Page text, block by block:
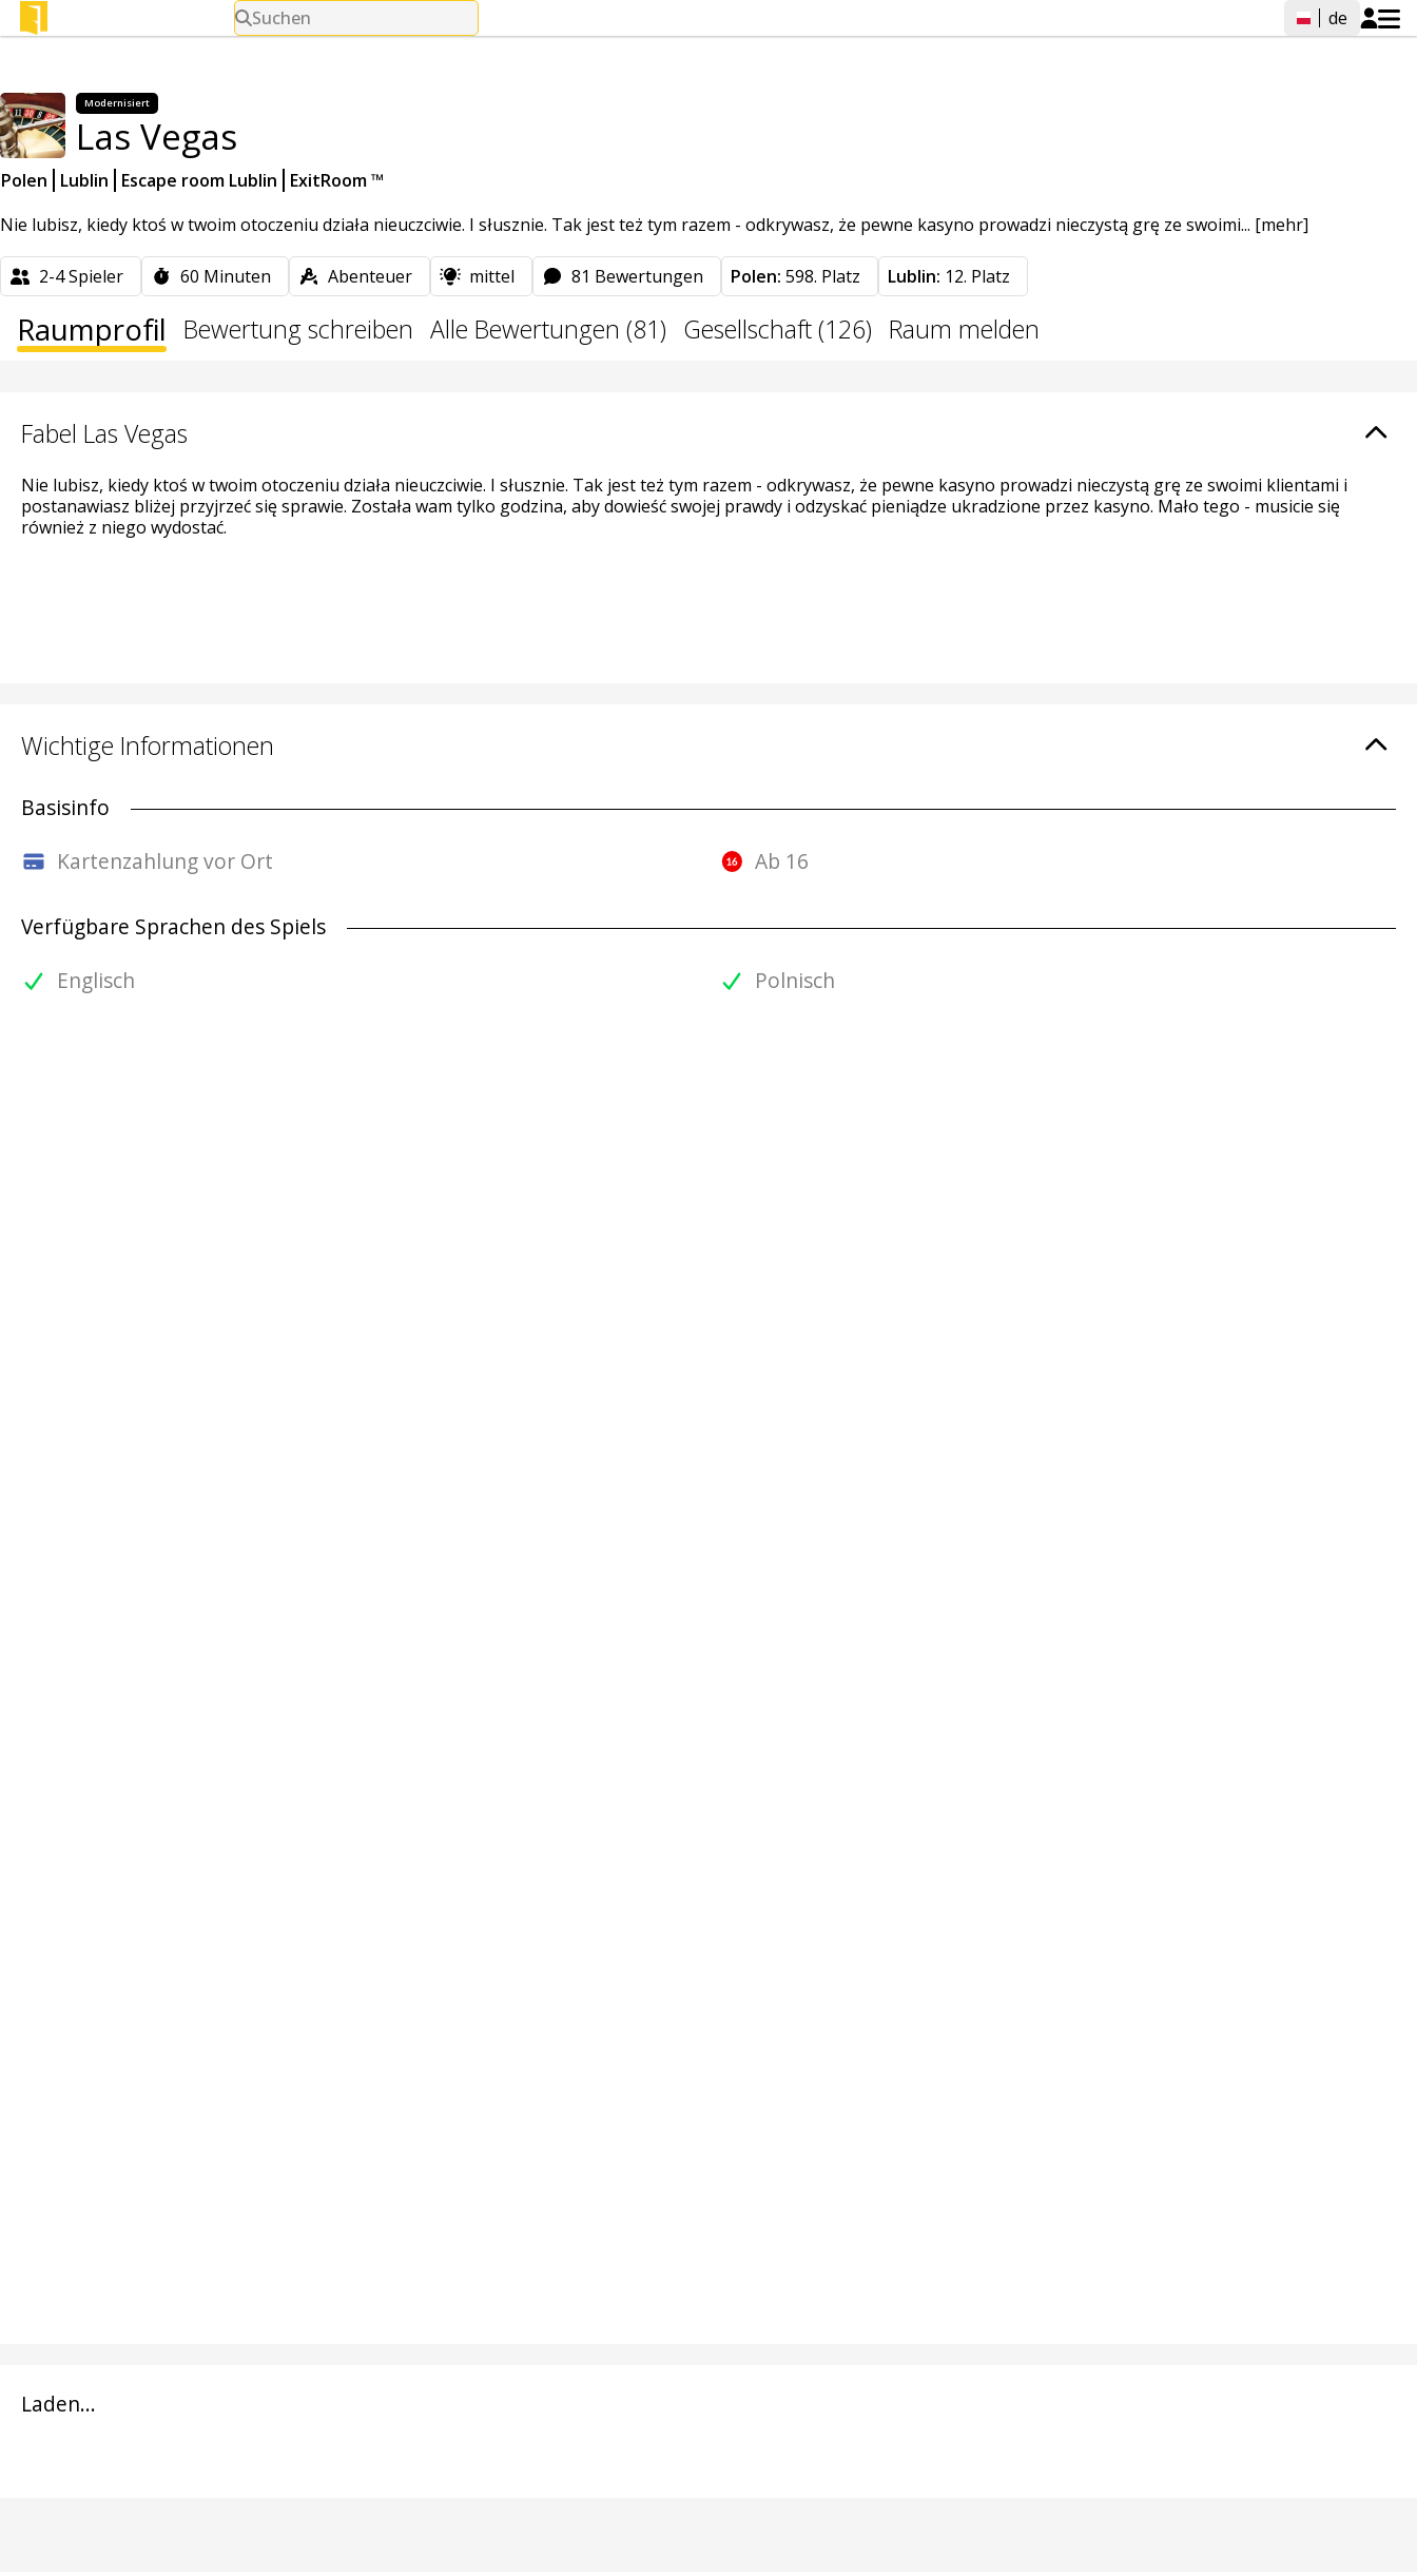
Suchen de
Modernisiert
Las Vegas
Polen Lublin Escape room Lublin
ExitRoom ™
Nie lubisz, kiedy ktoś w twoim otoczeniu działa nieuczciwie. I słusznie. Tak jest też tym razem - odkrywasz, że pewne kasyno prowadzi nieczystą grę ze swoimi... [mehr]
2-4Spieler 60 Minuten Abenteuer mittel 81 Bewertungen Polen: 598. Platz Lublin: 12. Platz
Raumprofil Bewertung schreiben Alle Bewertungen (81) Gesellschaft (126) Raum melden
Fabel Las Vegas
Nie lubisz, kiedy ktoś w twoim otoczeniu działa nieuczciwie. I słusznie. Tak jest też tym razem - odkrywasz, że pewne kasyno prowadzi nieczystą grę ze swoimi klientami i
postanawiasz bliżej przyjrzeć się sprawie. Została wam tylko godzina, aby dowieść swojej prawdy i odzyskać pieniądze ukradzione przez kasyno. Mało tego - musicie się
również z niego wydostać.
Wichtige Informationen
Basisinfo
Kartenzahlung vor Ort
Ab 16
Verfügbare Sprachen des Spiels
Englisch
Polnisch
Laden...